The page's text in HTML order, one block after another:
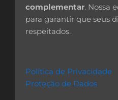
complementar. Nossa
para garantir que seus
respeitados.
Política de Privacidade
Proteção de Dados